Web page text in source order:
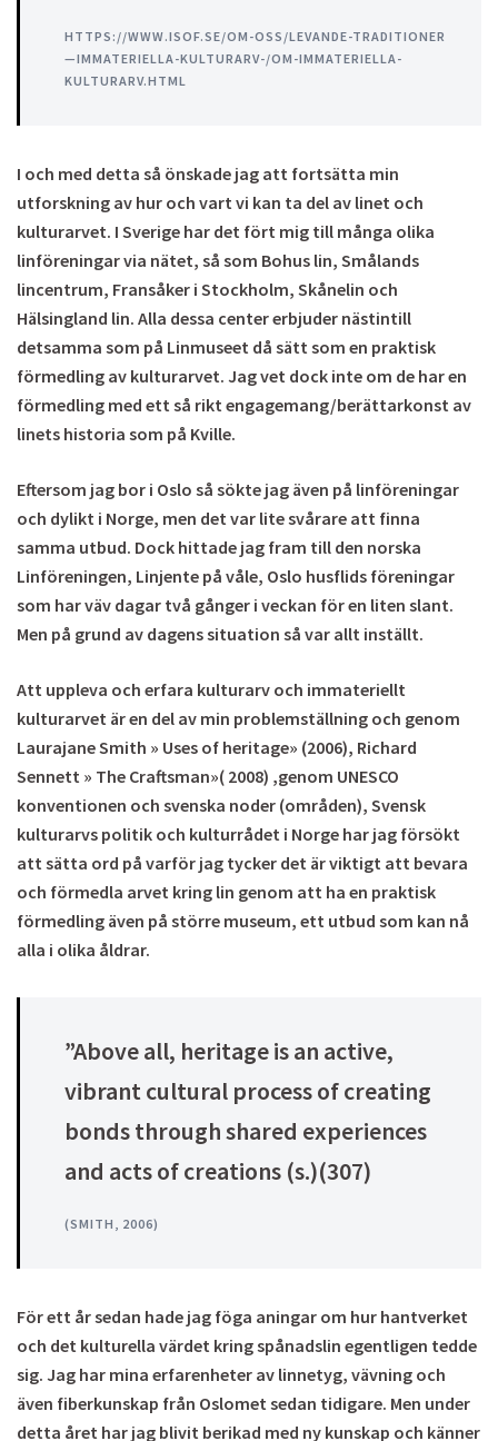
HTTPS://WWW.ISOF.SE/OM-OSS/LEVANDE-TRADITIONER
—IMMATERIELLA-KULTURARV-/OM-IMMATERIELLA-
KULTURARV.HTML
I och med detta så önskade jag att fortsätta min
utforskning av hur och vart vi kan ta del av linet och
kulturarvet. I Sverige har det fört mig till många olika
linföreningar via nätet, så som Bohus lin, Smålands
lincentrum, Fransåker i Stockholm, Skånelin och
Hälsingland lin. Alla dessa center erbjuder nästintill
detsamma som på Linmuseet då sätt som en praktisk
förmedling av kulturarvet. Jag vet dock inte om de har en
förmedling med ett så rikt engagemang/berättarkonst av
linets historia som på Kville.
Eftersom jag bor i Oslo så sökte jag även på linföreningar
och dylikt i Norge, men det var lite svårare att finna
samma utbud. Dock hittade jag fram till den norska
Linföreningen, Linjente på våle, Oslo husflids föreningar
som har väv dagar två gånger i veckan för en liten slant.
Men på grund av dagens situation så var allt inställt.
Att uppleva och erfara kulturarv och immateriellt
kulturarvet är en del av min problemställning och genom
Laurajane Smith » Uses of heritage» (2006), Richard
Sennett » The Craftsman»( 2008) ,genom UNESCO
konventionen och svenska noder (områden), Svensk
kulturarvs politik och kulturrådet i Norge har jag försökt
att sätta ord på varför jag tycker det är viktigt att bevara
och förmedla arvet kring lin genom att ha en praktisk
förmedling även på större museum, ett utbud som kan nå
alla i olika åldrar.
”Above all, heritage is an active,
vibrant cultural process of creating
bonds through shared experiences
and acts of creations (s.)(307)
(SMITH, 2006)
För ett år sedan hade jag föga aningar om hur hantverket
och det kulturella värdet kring spånadslin egentligen tedde
sig. Jag har mina erfarenheter av linnetyg, vävning och
även fiberkunskap från Oslomet sedan tidigare. Men under
detta året har jag blivit berikad med ny kunskap och känner